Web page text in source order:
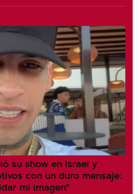
su show en Israel y
con un duro mensaje:
mi imagen"